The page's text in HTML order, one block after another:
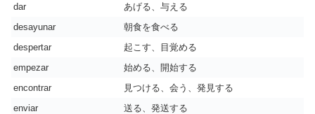
dar
あげる、与える
desayunar
朝食を食べる
despertar
起こす、目覚める
empezar
始める、開始する
encontrar
見つける、会う、発見する
enviar
送る、発送する